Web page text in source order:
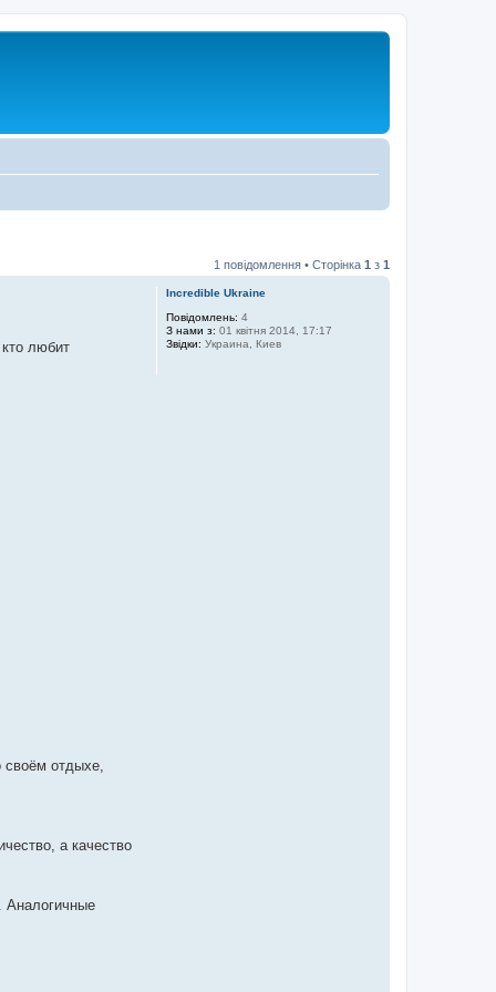
1 повідомлення • Сторінка 1 з 1
Incredible Ukraine
Повідомлень: 4
З нами з: 01 квітня 2014, 17:17
Звідки: Украина, Киев
любит
отдыхе,
а качество
Аналогичные